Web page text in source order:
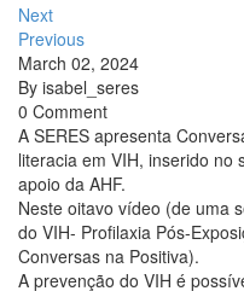
Next
Previous
March 02, 2024
By isabel_seres
0 Comment
A SERES apresenta
literacia em VIH, inserido no
apoio da AHF.
Neste oitavo vídeo (de uma
do VIH- Profilaxia Pós-
Conversas na Positiva).
A prevenção do VIH é